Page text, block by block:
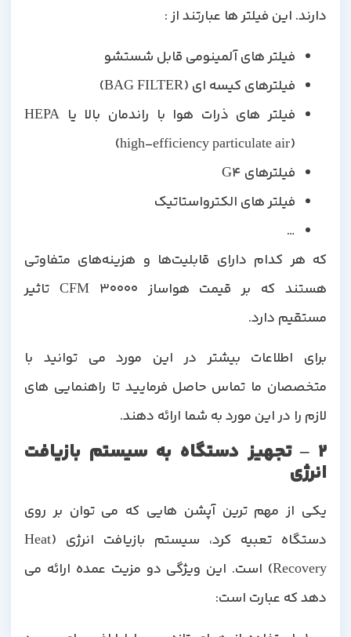
دارند. این فیلتر ها عبارتند از :
فیلتر های آلمینومی قابل شستشو
فیلترهای کیسه ای (BAG FILTER)
فیلتر های ذرات هوا با راندمان بالا یا HEPA
(high-efficiency particulate air)
فیلترهای G4
فیلتر های الکترواستاتیک
…
که هر کدام دارای قابلیت‌ها و هزینه‌های متفاوتی
هستند که بر قیمت هواساز 30000 CFM تاثیر
مستقیم دارد.
برای اطلاعات بیشتر در این مورد می توانید با
متخصصان ما تماس حاصل فرمایید تا راهنمایی های
لازم را در این مورد به شما ارائه دهند.
2 – تجهیز دستگاه به سیستم بازیافت
انرژی
یکی از مهم ترین آپشن هایی که می توان بر روی
دستگاه تعبیه کرد، سیستم بازیافت انرژی (Heat
Recovery) است. این ویژگی دو مزیت عمده ارائه می
دهد که عبارت است: